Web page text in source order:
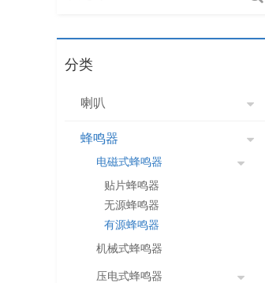
分类
喇叭
蜂鸣器
电磁式蜂鸣器
贴片蜂鸣器
无源蜂鸣器
有源蜂鸣器
机械式蜂鸣器
压电式蜂鸣器